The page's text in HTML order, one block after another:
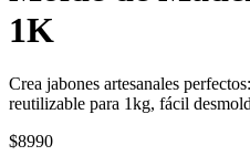
1K
Crea jabones artesanales
reutilizable para 1kg, fácil
$8990